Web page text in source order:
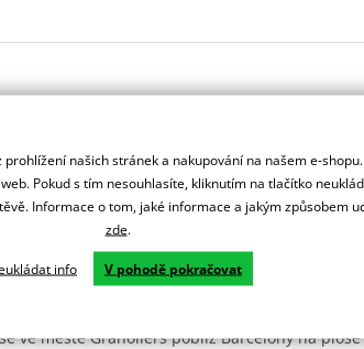
ve městě Granollers poblíž Barcelony na ploše
našich stránek a nakupování na našem e-
Pokud s tím nesouhlasíte, kliknutím na tlačítko
Informace o tom, jaké informace a jakým způsobem
zde.
info V pohodě pokračovat